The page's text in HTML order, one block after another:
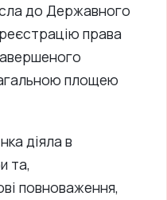
до Державного
права
площею
діяла в
та,
повноваження,